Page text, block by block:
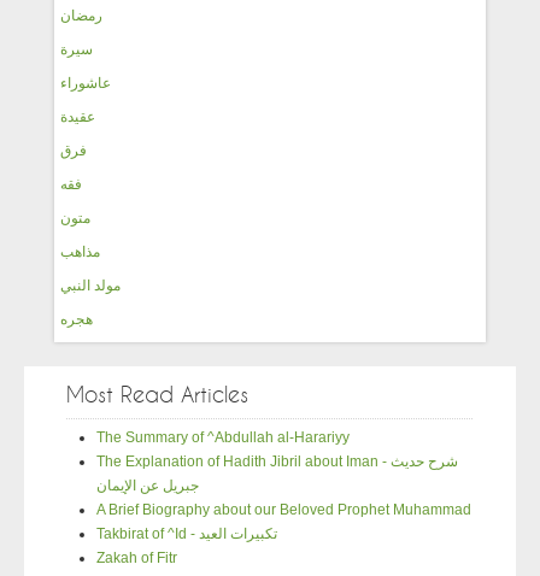
رمضان
سيرة
عاشوراء
عقيدة
فرق
فقه
متون
مذاهب
مولد النبي
هجره
Most Read Articles
The Summary of ^Abdullah al-Harariyy
The Explanation of Hadith Jibril about Iman - شرح حديث
جبريل عن الإيمان
A Brief Biography about our Beloved Prophet Muhammad
Takbirat of ^Id - تكبيرات العيد
Zakah of Fitr